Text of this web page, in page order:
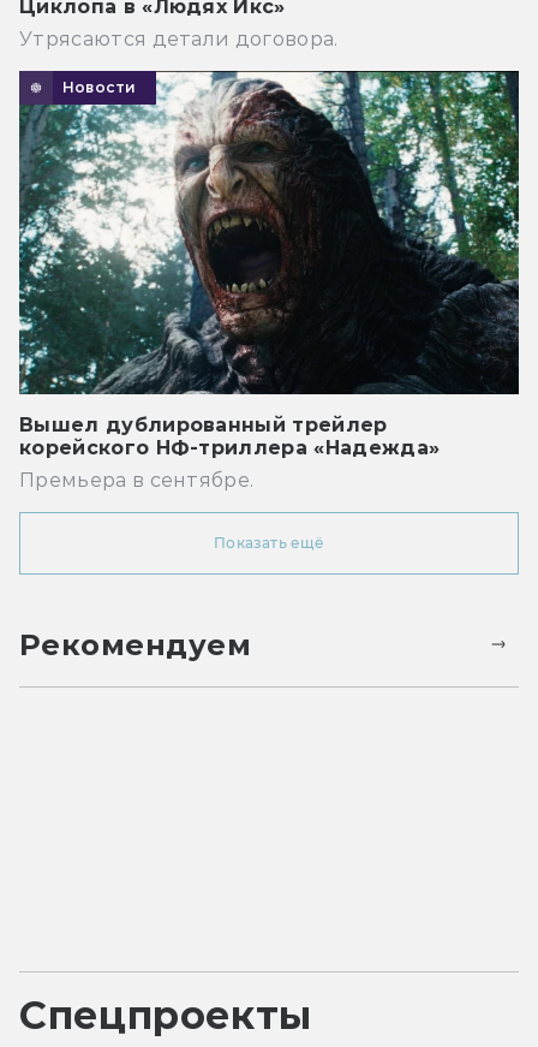
Циклопа в «Людях Икс»
Утрясаются детали договора.
Новости
Вышел дублированный трейлер
корейского НФ-триллера «Надежда»
Премьера в сентябре.
Показать ещё
Рекомендуем
Спецпроекты